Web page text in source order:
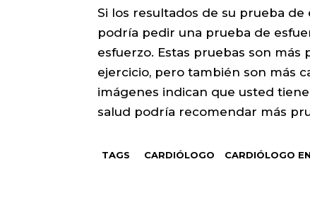
Si los resultados de su prueba
podría pedir una prueba de
esfuerzo. Estas pruebas son
ejercicio, pero también son más
imágenes indican que usted
salud podría recomendar más
TAGS CARDIÓLOGO CARDIÓLOGO